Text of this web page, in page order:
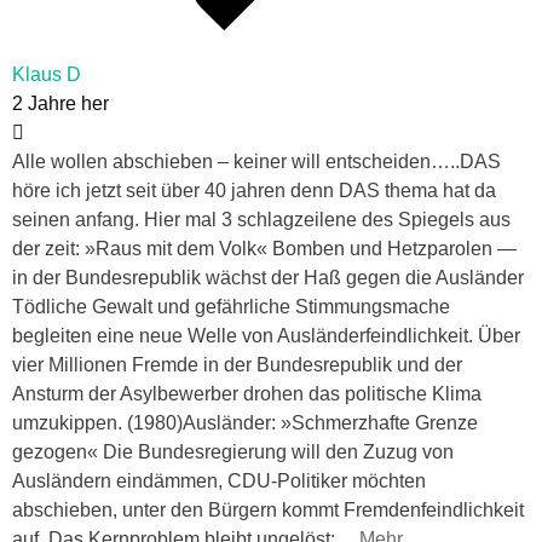
Klaus D
2 Jahre her
Alle wollen abschieben – keiner will entscheiden…..DAS
höre ich jetzt seit über 40 jahren denn DAS thema hat da
seinen anfang. Hier mal 3 schlagzeilene des Spiegels aus
der zeit: »Raus mit dem Volk« Bomben und Hetzparolen —
in der Bundesrepublik wächst der Haß gegen die Ausländer
Tödliche Gewalt und gefährliche Stimmungsmache
begleiten eine neue Welle von Ausländerfeindlichkeit. Über
vier Millionen Fremde in der Bundesrepublik und der
Ansturm der Asylbewerber drohen das politische Klima
umzukippen. (1980)Ausländer: »Schmerzhafte Grenze
gezogen« Die Bundesregierung will den Zuzug von
Ausländern eindämmen, CDU-Politiker möchten
abschieben, unter den Bürgern kommt Fremdenfeindlichkeit